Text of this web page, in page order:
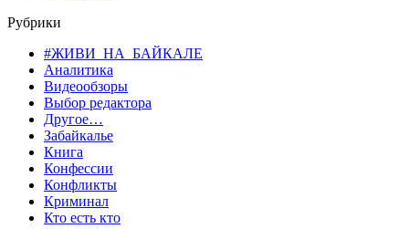
Рубрики
#ЖИВИ_НА_БАЙКАЛЕ
Аналитика
Видеообзоры
Выбор редактора
Другое…
Забайкалье
Книга
Конфессии
Конфликты
Криминал
Кто есть кто